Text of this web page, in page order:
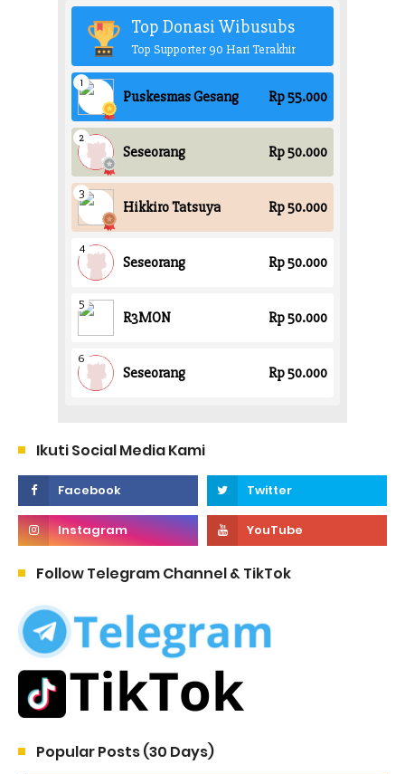
Ikuti Social Media Kami
Follow Telegram Channel & TikTok
Popular Posts (30 Days)